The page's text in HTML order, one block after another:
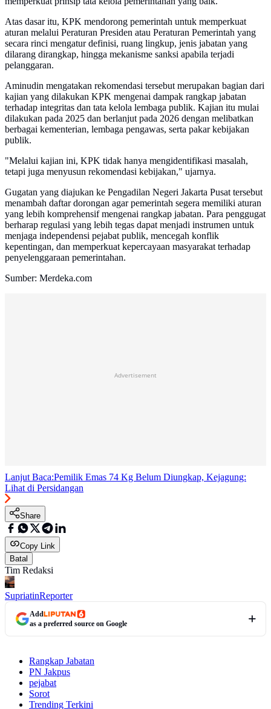
Atas dasar itu, KPK mendorong pemerintah untuk memperkuat
aturan melalui Peraturan Presiden atau Peraturan Pemerintah yang
secara rinci mengatur definisi, ruang lingkup, jenis jabatan yang
dilarang dirangkap, hingga mekanisme sanksi apabila terjadi
pelanggaran.
Aminudin mengatakan rekomendasi tersebut merupakan bagian dari
kajian yang dilakukan KPK mengenai dampak rangkap jabatan
terhadap integritas dan tata kelola lembaga publik. Kajian itu mulai
dilakukan pada 2025 dan berlanjut pada 2026 dengan melibatkan
berbagai kementerian, lembaga pengawas, serta pakar kebijakan
publik.
"Melalui kajian ini, KPK tidak hanya mengidentifikasi masalah,
tetapi juga menyusun rekomendasi kebijakan," ujarnya.
Gugatan yang diajukan ke Pengadilan Negeri Jakarta Pusat tersebut
menambah daftar dorongan agar pemerintah segera memiliki aturan
yang lebih komprehensif mengenai rangkap jabatan. Para penggugat
berharap regulasi yang lebih tegas dapat menjadi instrumen untuk
menjaga independensi pejabat publik, mencegah konflik
kepentingan, dan memperkuat kepercayaan masyarakat terhadap
penyelenggaraan pemerintahan.
Sumber: Merdeka.com
Advertisement
Lanjut Baca:Pemilik Emas 74 Kg Belum Diungkap, Kejagung:
Lihat di Persidangan
Share
Copy Link
Batal
Tim Redaksi
SupriatinReporter
Add
as a preferred source on Google
Rangkap Jabatan
PN Jakpus
pejabat
Sorot
Trending Terkini